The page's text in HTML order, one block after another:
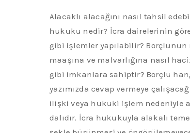
Alacaklı alacağını nasıl tahsil
hukuku nedir? İcra dairelerinin
gibi işlemler yapılabilir? Borçlunun
maaşına ve malvarlığına nasıl
gibi imkanlara sahiptir? Borçlu
yazımızda cevap vermeye
ilişki veya hukuki işlem nedeniyle
dalıdır. İcra hukukuyla alakalı